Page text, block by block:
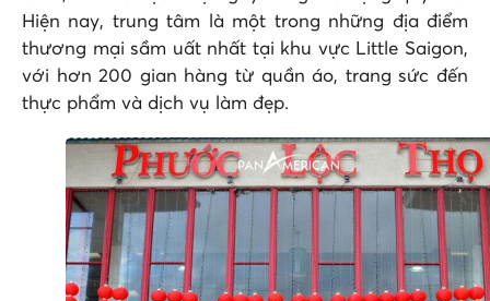
Hiện nay, trung tâm là một trong những địa điểm
thương mại sầm uất nhất tại khu vực Little Saigon,
với hơn 200 gian hàng từ quần áo, trang sức đến
thực phẩm và dịch vụ làm đẹp.